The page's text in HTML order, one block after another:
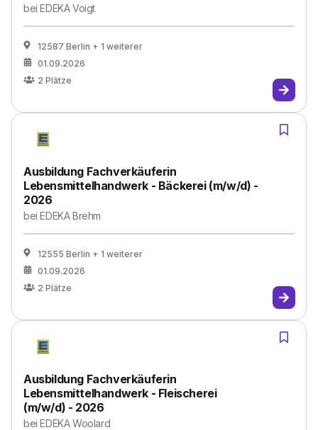
beiEDEKA Voigt
12587 Berlin + 1 weiterer
01.09.2026
2 Plätze
Ausbildung Fachverkäuferin
Lebensmittelhandwerk - Bäckerei (m/w/d) -
2026
beiEDEKA Brehm
12555 Berlin + 1 weiterer
01.09.2026
2 Plätze
Ausbildung Fachverkäuferin
Lebensmittelhandwerk - Fleischerei
(m/w/d) - 2026
beiEDEKA Woolard